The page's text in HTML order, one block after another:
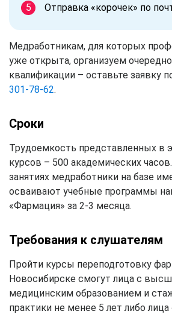
Отправка «корочек» по
Медработникам, для которых
уже открыта, организуем
квалификации – оставьте заявку
301-78-62.
Сроки
Трудоемкость представленных в
курсов – 500 академических
занятиях медработники на базе
осваивают учебные программы
«Фармация» за 2-3 месяца.
Требования к слушателям
Пройти курсы переподготовку
Новосибирске смогут лица с
медицинским образованием и
практики не менее 5 лет либо